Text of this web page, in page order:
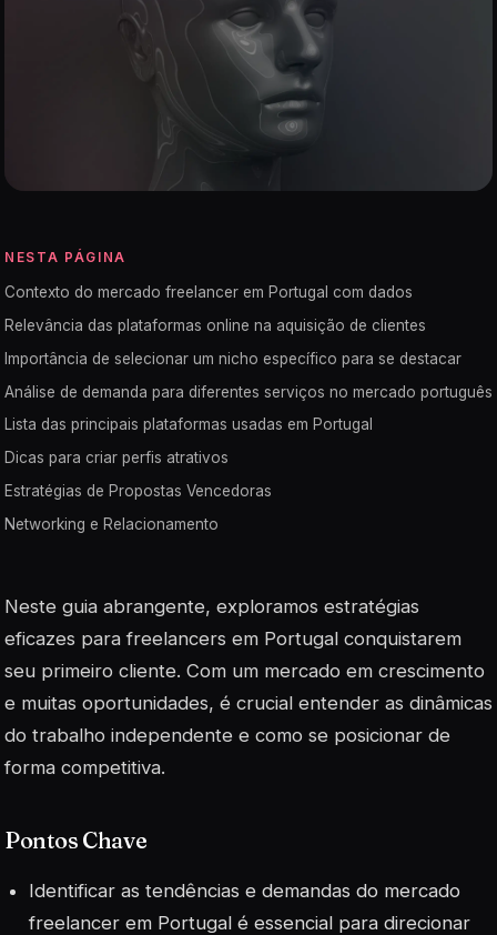
NESTA PÁGINA
Contexto do mercado freelancer em Portugal com dados
Relevância das plataformas online na aquisição de clientes
Importância de selecionar um nicho específico para se destacar
Análise de demanda para diferentes serviços no mercado português
Lista das principais plataformas usadas em Portugal
Dicas para criar perfis atrativos
Estratégias de Propostas Vencedoras
Networking e Relacionamento
Neste guia abrangente, exploramos estratégias
eficazes para freelancers em Portugal conquistarem
seu primeiro cliente. Com um mercado em crescimento
e muitas oportunidades, é crucial entender as dinâmicas
do trabalho independente e como se posicionar de
forma competitiva.
Pontos Chave
Identificar as tendências e demandas do mercado
freelancer em Portugal é essencial para direcionar